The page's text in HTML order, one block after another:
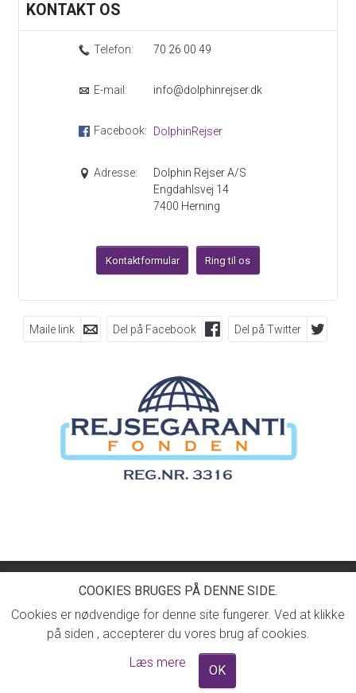
KONTAKT OS
Telefon: 70 26 00 49
E-mail: info@dolphinrejser.dk
Facebook: DolphinRejser
Adresse:
Dolphin Rejser A/S
Engdahlsvej 14
7400 Herning
Kontaktformular Ring til os
Maile link Del på Facebook Del på Twitter
7400Herning
CVR-nr 41719265
Cookies
Tilbage til toppen
Powered by
COOKIES BRUGES PÅ DENNE SIDE.
Cookies er nødvendige for denne site fungerer. Ved at klikke
på siden , accepterer du vores brug af cookies.
Læs mere
OK